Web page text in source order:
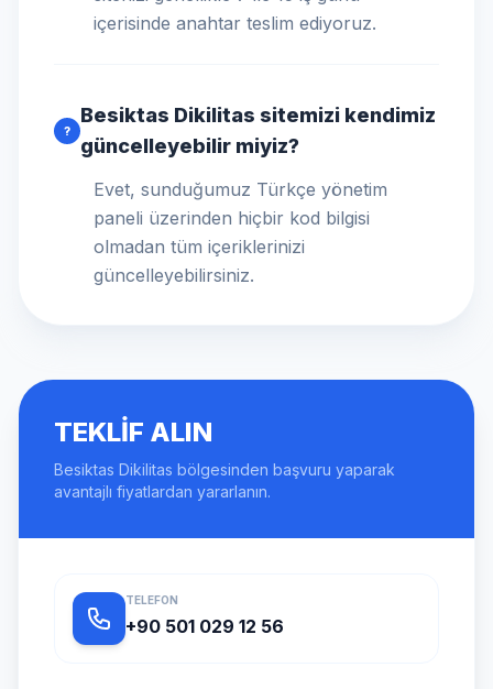
içerisinde anahtar teslim ediyoruz.
?
Besiktas Dikilitas sitemizi kendimiz
güncelleyebilir miyiz?
Evet, sunduğumuz Türkçe yönetim
paneli üzerinden hiçbir kod bilgisi
olmadan tüm içeriklerinizi
güncelleyebilirsiniz.
TEKLIF ALIN
Besiktas Dikilitas bölgesinden başvuru yaparak
avantajlı fiyatlardan yararlanın.
TELEFON
+90 501 029 12 56